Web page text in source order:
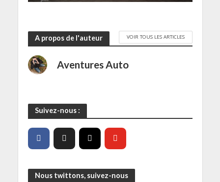
A propos de l'auteur VOIR TOUS LES ARTICLES
Aventures Auto
Suivez-nous :
Nous twittons, suivez-nous